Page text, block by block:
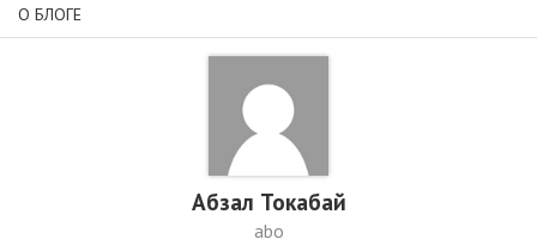
О БЛОГЕ
Абзал Токабай
abo